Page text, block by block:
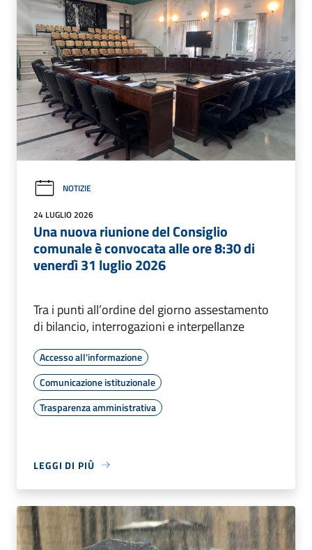
NOTIZIE
24 LUGLIO 2026
Una nuova riunione del Consiglio
comunale è convocata alle ore 8:30 di
venerdì 31 luglio 2026
Tra i punti all’ordine del giorno assestamento
di bilancio, interrogazioni e interpellanze
Accesso all'informazione
Comunicazione istituzionale
Trasparenza amministrativa
LEGGI DI PIÙ